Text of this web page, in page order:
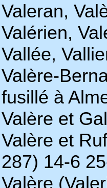
Valeran,
Valérien,
Vallée,
Valère-
fusillé à
Valère et
Valère et
287) 14-6
Valère